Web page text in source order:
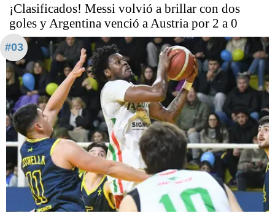
¡Clasificados! Messi volvió a brillar con dos
goles y Argentina venció a Austria por 2 a 0
#03